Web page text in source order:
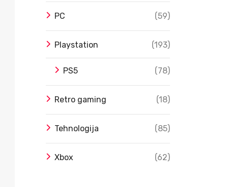
PC (59)
Playstation (193)
PS5 (78)
Retro gaming (18)
Tehnologija (85)
Xbox (62)